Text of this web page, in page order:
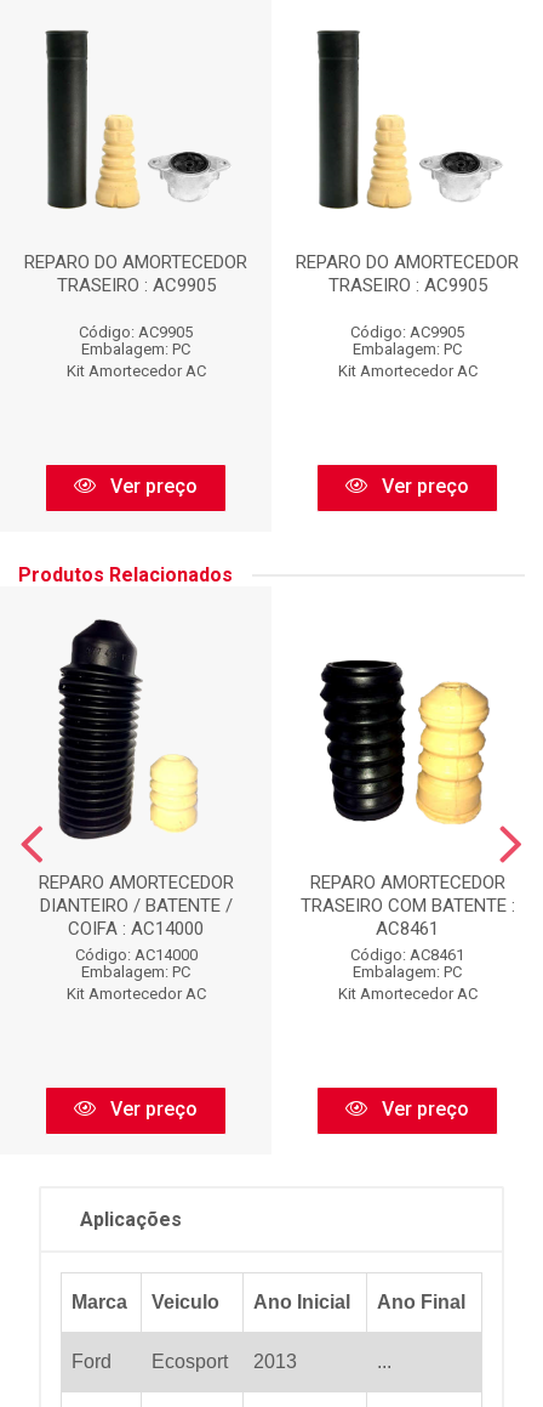
REPARO DO AMORTECEDOR
TRASEIRO : AC9905
Código: AC9905
Embalagem: PC
Kit Amortecedor AC
Ver preço
REPARO DO AMORTECEDOR
TRASEIRO : AC9905
Código: AC9905
Embalagem: PC
Kit Amortecedor AC
Ver preço
Produtos Relacionados
REPARO AMORTECEDOR
DIANTEIRO / BATENTE /
COIFA : AC14000
Código: AC14000
Embalagem: PC
Kit Amortecedor AC
Ver preço
REPARO AMORTECEDOR
TRASEIRO COM BATENTE :
AC8461
Código: AC8461
Embalagem: PC
Kit Amortecedor AC
Ver preço
Aplicações
Marca Veiculo Ano Inicial Ano Final
Ford Ecosport 2013 ...